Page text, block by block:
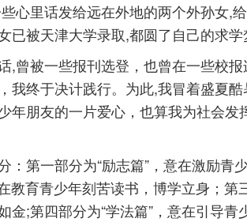
心里话发给远在外地的两个外孙女,
已被天津大学录取,都圆了自己的求学
被一些报刊选登，也曾在一些校报
我终于决计践行。为此,我冒着盛夏
年朋友的一片爱心，也算我为社会发
第一部分为“励志篇”，意在激励青
教育青少年刻苦读书，博学立身；第
金;第四部分为“学法篇”，意在引导